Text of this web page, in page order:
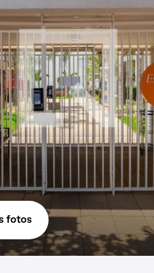
fotos